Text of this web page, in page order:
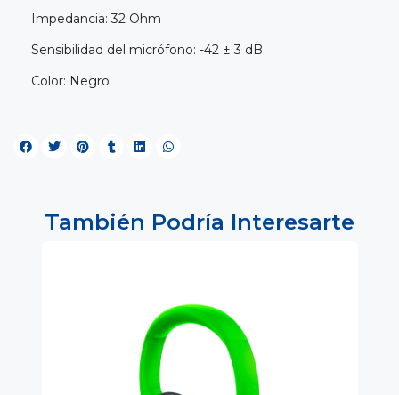
Impedancia: 32 Ohm
Sensibilidad del micrófono: -42 ± 3 dB
Color: Negro
También Podría Interesarte